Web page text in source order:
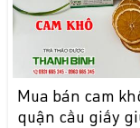
Mua bán cam
quận cầu giấy